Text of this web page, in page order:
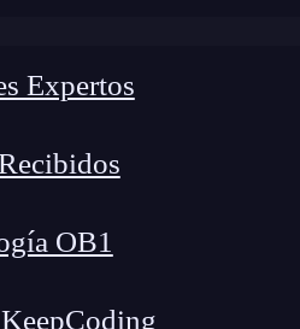
Expertos
OB1
Inteligencia Artificial
mercado y con
gratis el Bootcamp